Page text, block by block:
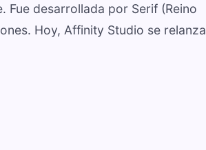
desarrollada por Serif (Reino
Hoy, Affinity Studio se relanza